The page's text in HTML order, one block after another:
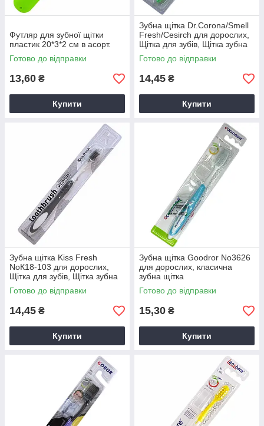
Футляр для зубної щітки
пластик 20*3*2 см в асорт.
Готово до відправки
13,60 ₴
Купити
Зубна щітка Dr.Corona/Smell
Fresh/Cesirch для дорослих,
Щітка для зубів, Щітка зубна
Готово до відправки
14,45 ₴
Купити
Зубна щітка Kiss Fresh
NoК18-103 для дорослих,
Щітка для зубів, Щітка зубна
Готово до відправки
14,45 ₴
Купити
Зубна щітка Goodror No3626
для дорослих, класична
зубна щітка
Готово до відправки
15,30 ₴
Купити